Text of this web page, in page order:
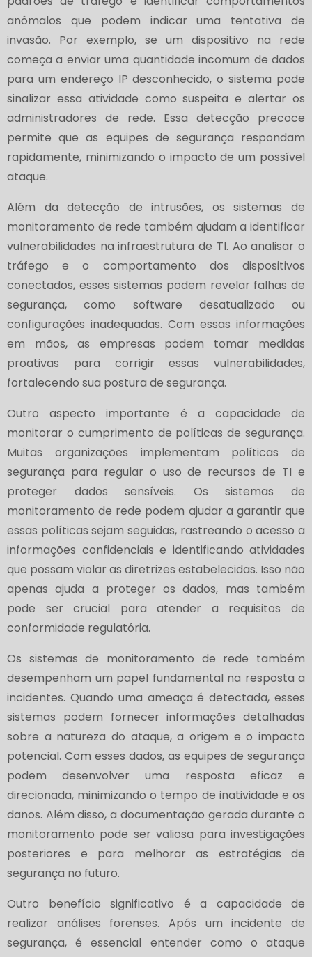
anômalos que podem indicar uma tentativa de
invasão. Por exemplo, se um dispositivo na rede
começa a enviar uma quantidade incomum de dados
para um endereço IP desconhecido, o sistema pode
sinalizar essa atividade como suspeita e alertar os
administradores de rede. Essa detecção precoce
permite que as equipes de segurança respondam
rapidamente, minimizando o impacto de um possível
ataque.
Além da detecção de intrusões, os sistemas de
monitoramento de rede também ajudam a identificar
vulnerabilidades na infraestrutura de TI. Ao analisar o
tráfego e o comportamento dos dispositivos
conectados, esses sistemas podem revelar falhas de
segurança, como software desatualizado ou
configurações inadequadas. Com essas informações
em mãos, as empresas podem tomar medidas
proativas para corrigir essas vulnerabilidades,
fortalecendo sua postura de segurança.
Outro aspecto importante é a capacidade de
monitorar o cumprimento de políticas de segurança.
Muitas organizações implementam políticas de
segurança para regular o uso de recursos de TI e
proteger dados sensíveis. Os sistemas de
monitoramento de rede podem ajudar a garantir que
essas políticas sejam seguidas, rastreando o acesso a
informações confidenciais e identificando atividades
que possam violar as diretrizes estabelecidas. Isso não
apenas ajuda a proteger os dados, mas também
pode ser crucial para atender a requisitos de
conformidade regulatória.
Os sistemas de monitoramento de rede também
desempenham um papel fundamental na resposta a
incidentes. Quando uma ameaça é detectada, esses
sistemas podem fornecer informações detalhadas
sobre a natureza do ataque, a origem e o impacto
potencial. Com esses dados, as equipes de segurança
podem desenvolver uma resposta eficaz e
direcionada, minimizando o tempo de inatividade e os
danos. Além disso, a documentação gerada durante o
monitoramento pode ser valiosa para investigações
posteriores e para melhorar as estratégias de
segurança no futuro.
Outro benefício significativo é a capacidade de
realizar análises forenses. Após um incidente de
segurança, é essencial entender como o ataque